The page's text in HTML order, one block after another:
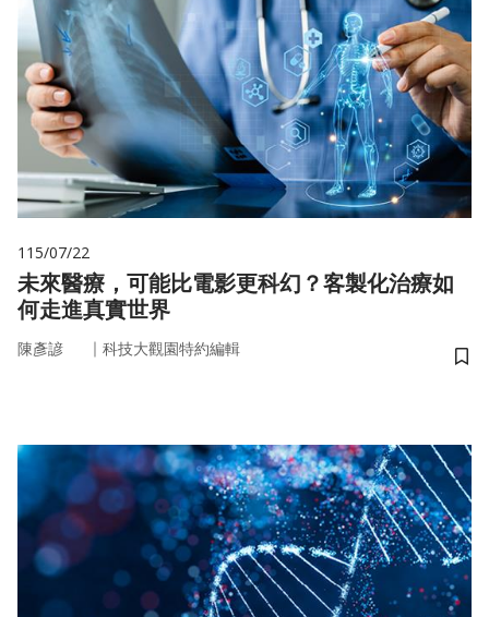
115/07/22
未來醫療，可能比電影更科幻？客製化治療如
何走進真實世界
陳彥諺 ｜ 科技大觀園特約編輯
儲